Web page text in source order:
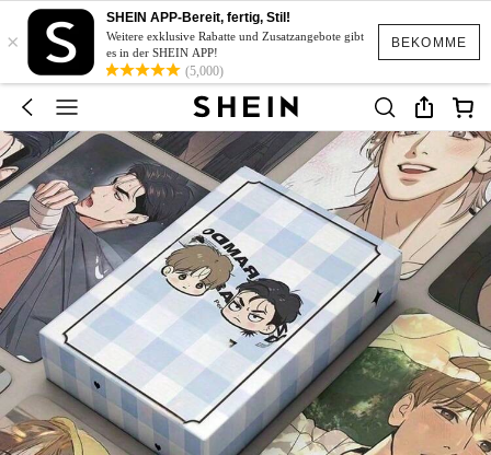
BEKOMME
×
SHEIN APP-Bereit, fertig, Stil!
Weitere exklusive Rabatte und Zusatzangebote gibt
es in der SHEIN APP!
(5,000)